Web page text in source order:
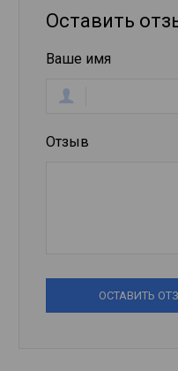
Оставить
Ваше имя
Отзыв
ОСТАВИТЬ